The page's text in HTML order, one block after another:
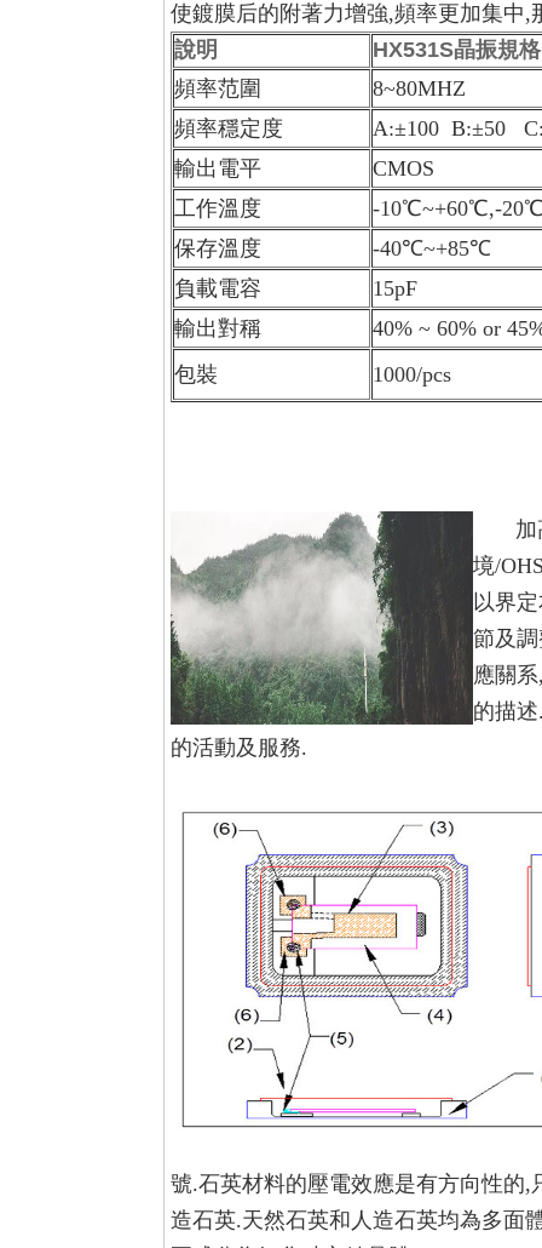
使鍍膜后的附著力增強,頻率更加集中,
說明
HX531S晶振規格
頻率范圍
8~80MHZ
頻率穩定度
A:±100 B:±50
輸出電平
CMOS
工作溫度
-10℃~+60℃,-
保存溫度
-40℃~+85℃
負載電容
15pF
輸出對稱
40% ~ 60% or
包裝
1000/pcs
加高
境/
以界
節及
應關
的描
的活動及服務.
號.石英材料的壓電效應是有方向性的
造石英.天然石英和人造石英均為多面